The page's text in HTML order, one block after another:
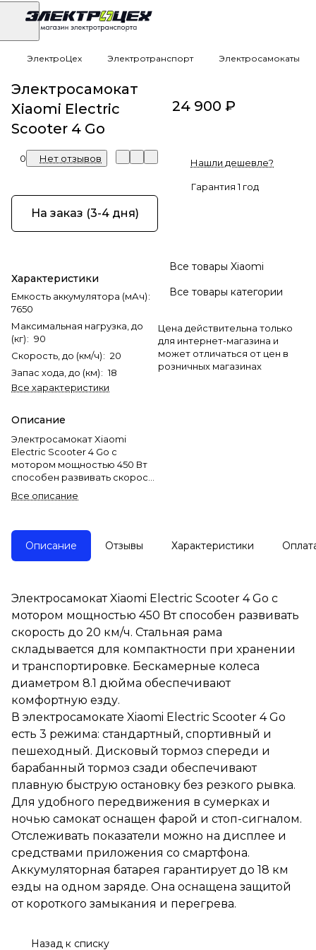
ЭлектроЦех Электротранспорт Электросамокаты
Электросамокат
Xiaomi Electric
Scooter 4 Go
0 Нет отзывов
На заказ (3-4 дня)
Характеристики
Емкость аккумулятора (мАч):
7650
Максимальная нагрузка, до
(кг): 90
Скорость, до (км/ч): 20
Запас хода, до (км): 18
Все характеристики
Описание
Электросамокат Xiaomi
Electric Scooter 4 Go с
мотором мощностью 450 Вт
способен развивать скорость
складывается для
транспортировке.
Бескамерные колеса
В электросамокате Xiaomi
Electric Scooter 4 Go есть 3
режима: стандартный,
спортивный и пешеходный.
барабанный тормоз сзади
обеспечивают плавную
быструю остановку без
резкого рывка. Для удобного
передвижения в сумерках и
ночью самокат оснащен
фарой и стоп-сигналом.
Отслеживать показатели
можно на дисплее и
средствами приложения со
смартфона. Аккумуляторная
батарея гарантирует до 18 км
езды на одном заряде. Она
оснащена защитой от
короткого замыкания и
Все описание
24 900 ₽
Нашли дешевле?
Гарантия 1 год
Все товары Xiaomi
Все товары категории
Цена действительна только
для интернет-магазина и
может отличаться от цен в
розничных магазинах
Описание Отзывы Характеристики
Электросамокат Xiaomi Electric Scooter 4 Go с
мотором мощностью 450 Вт способен развивать
скорость до 20 км/ч. Стальная рама
складывается для компактности при хранении
и транспортировке. Бескамерные колеса
диаметром 8.1 дюйма обеспечивают
комфортную езду.
В электросамокате Xiaomi Electric Scooter 4 Go
есть 3 режима: стандартный, спортивный и
пешеходный. Дисковый тормоз спереди и
барабанный тормоз сзади обеспечивают
плавную быструю остановку без резкого рывка.
Для удобного передвижения в сумерках и
ночью самокат оснащен фарой и стоп-сигналом.
Отслеживать показатели можно на дисплее и
средствами приложения со смартфона.
Аккумуляторная батарея гарантирует до 18 км
езды на одном заряде. Она оснащена защитой
от короткого замыкания и перегрева.
Назад к списку